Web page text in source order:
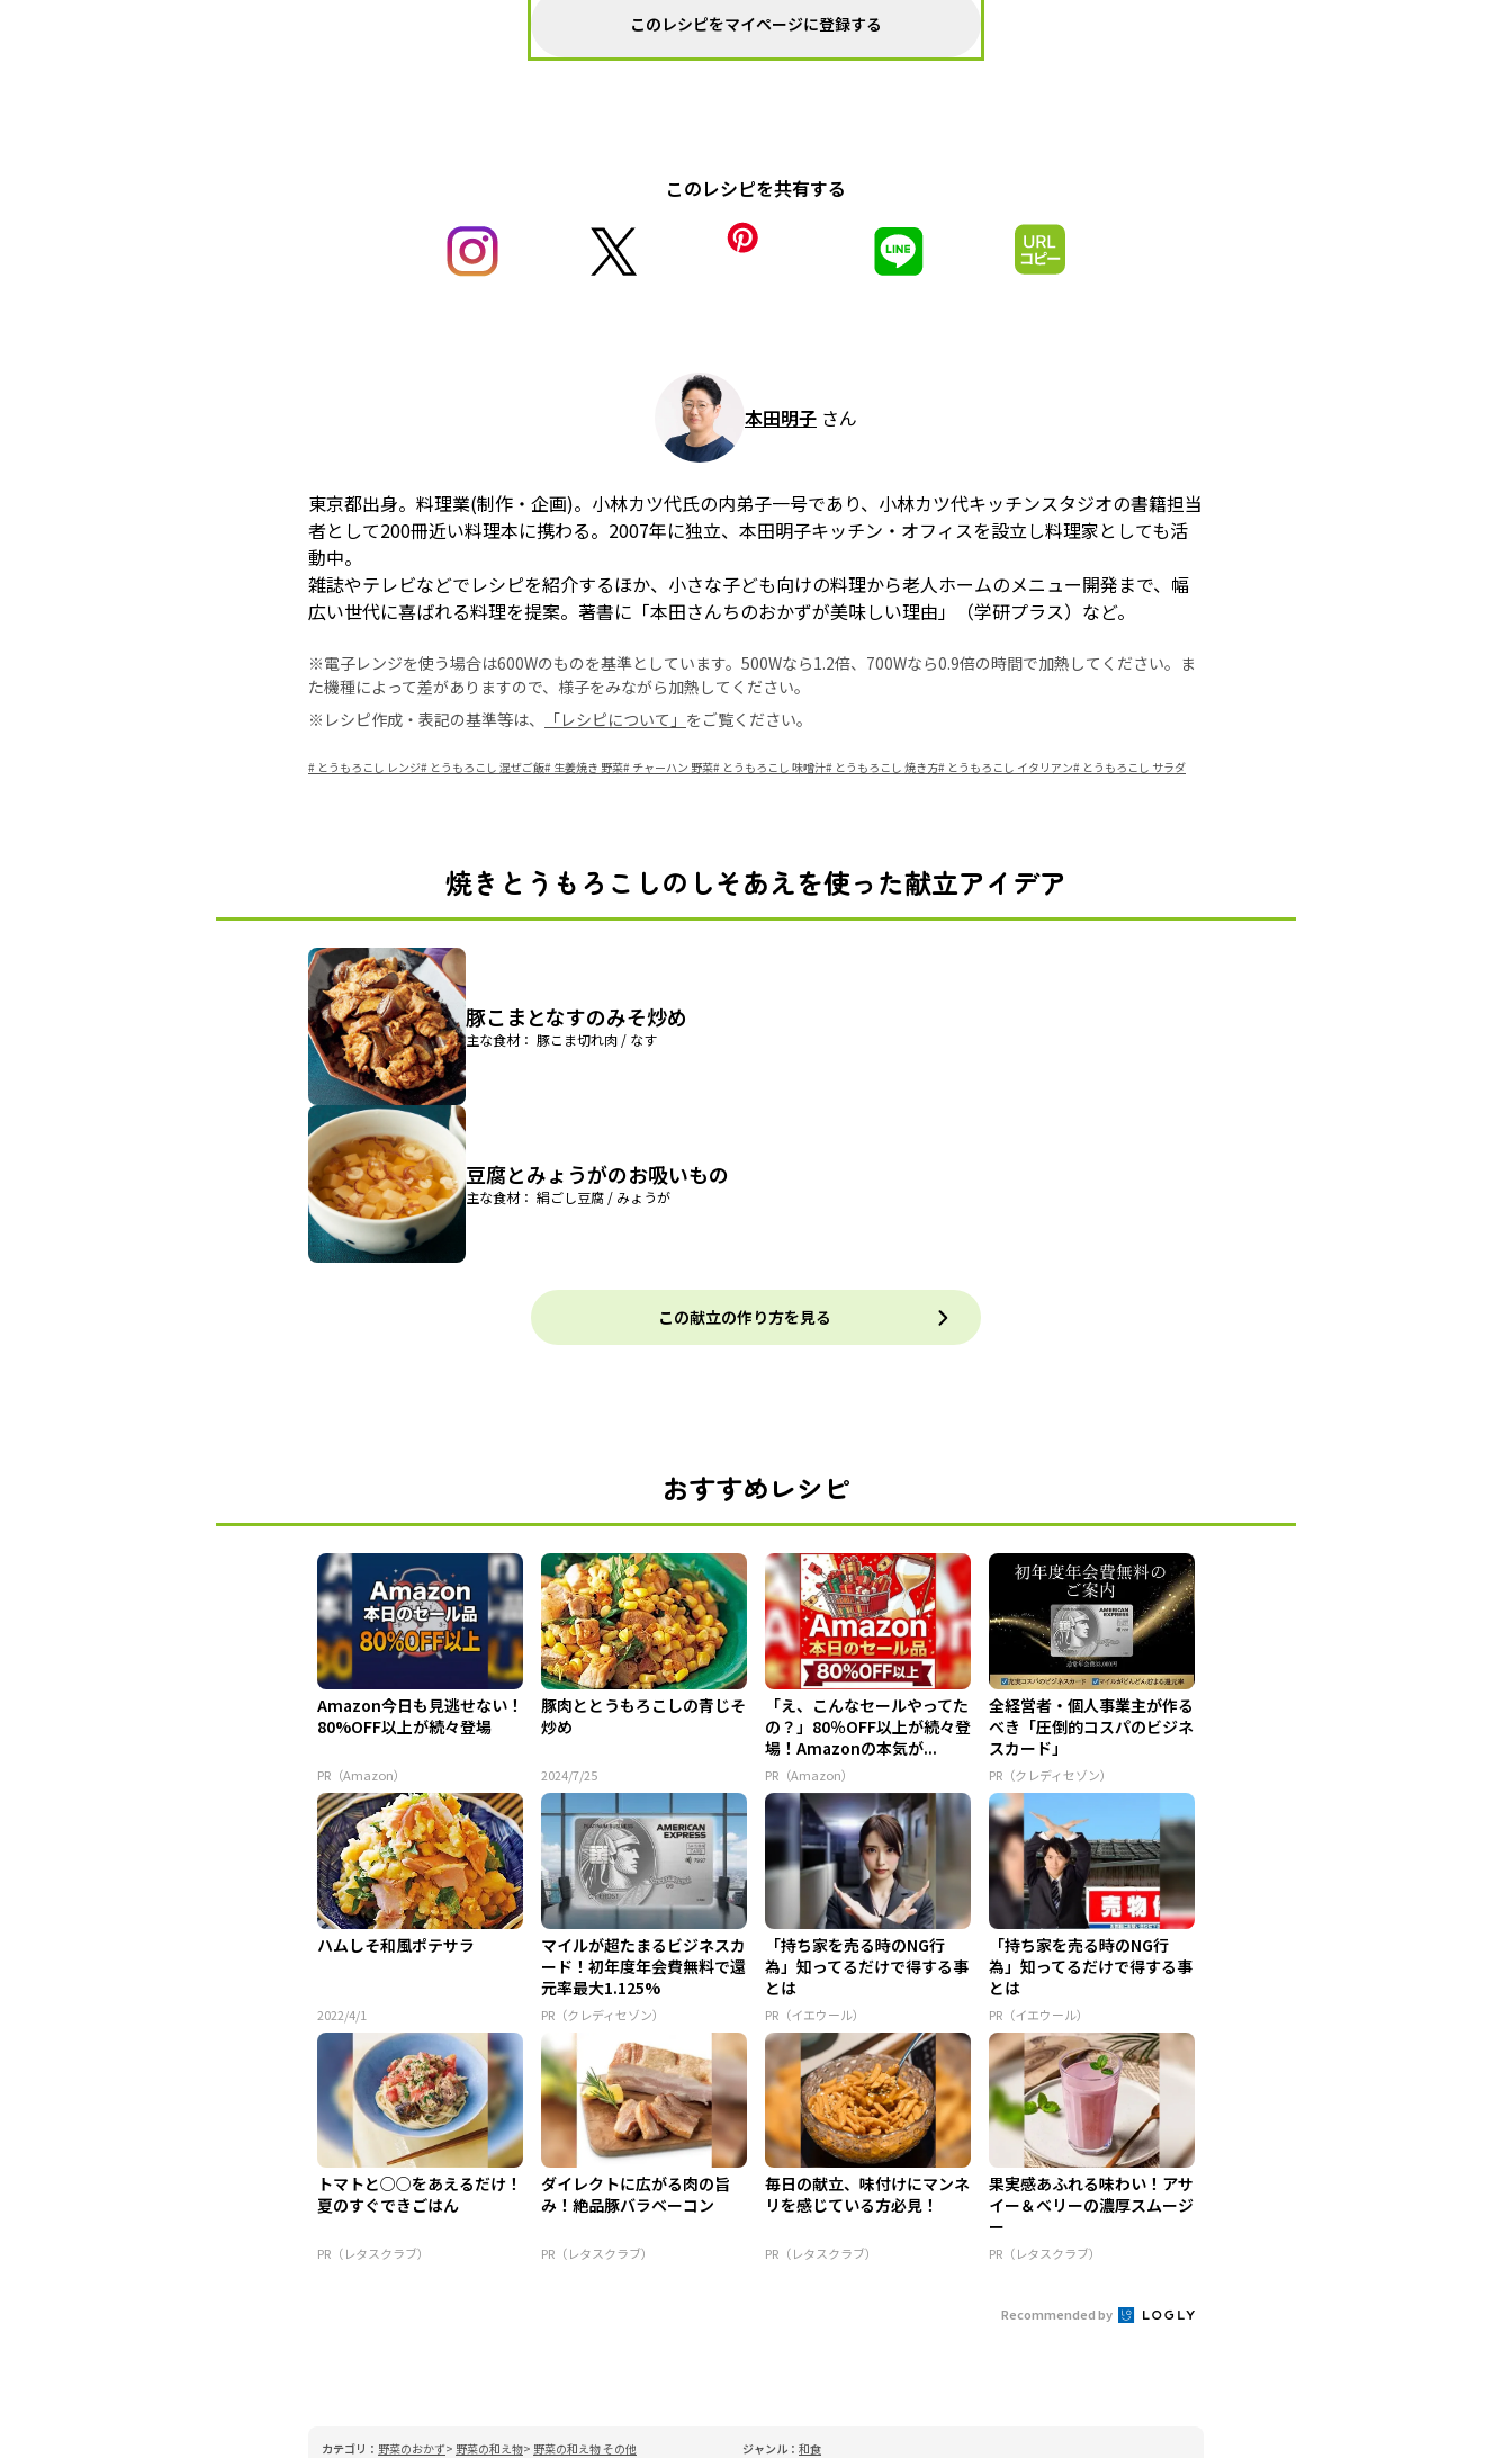
このレシピをマイページに登録する
このレシピを共有する
本田明子 さん
東京都出身。料理業(制作・企画)。小林カツ代氏の内弟子一号であり、小林カツ代キッチンスタジオの書籍担当
者として200冊近い料理本に携わる。2007年に独立、本田明子キッチン・オフィスを設立し料理家としても活
動中。
雑誌やテレビなどでレシピを紹介するほか、小さな子ども向けの料理から老人ホームのメニュー開発まで、幅
広い世代に喜ばれる料理を提案。著書に「本田さんちのおかずが美味しい理由」（学研プラス）など。
※電子レンジを使う場合は600Wのものを基準としています。500Wなら1.2倍、700Wなら0.9倍の時間で加熱してください。ま
た機種によって差がありますので、様子をみながら加熱してください。
※レシピ作成・表記の基準等は、
「レシピについて」 をご覧ください。
# とうもろこし レンジ# とうもろこし 混ぜご飯# 生姜焼き 野菜# チャーハン 野菜# とうもろこし 味噌汁# とうもろこし 焼き方# とうもろこし イタリアン# とうもろこし サラダ
焼きとうもろこしのしそあえを使った献立アイデア
豚こまとなすのみそ炒め
主な食材： 豚こま切れ肉 / なす
豆腐とみょうがのお吸いもの
主な食材： 絹ごし豆腐 / みょうが
この献立の作り方を見る
おすすめレシピ
Amazon今日も見逃せない！
80%OFF以上が続々登場
PR（Amazon）
豚肉ととうもろこしの青じそ
炒め
2024/7/25
「え、こんなセールやってた
の？」80％OFF以上が続々登
場！Amazonの本気が...
PR（Amazon）
全経営者・個人事業主が作る
べき「圧倒的コスパのビジネ
スカード」
PR（クレディセゾン）
ハムしそ和風ポテサラ
2022/4/1
マイルが超たまるビジネスカ
ード！初年度年会費無料で還
元率最大1.125%
PR（クレディセゾン）
「持ち家を売る時のNG行
為」知ってるだけで得する事
とは
PR（イエウール）
「持ち家を売る時のNG行
為」知ってるだけで得する事
とは
PR（イエウール）
トマトと○○をあえるだけ！
夏のすぐできごはん
PR（レタスクラブ）
ダイレクトに広がる肉の旨
み！絶品豚バラベーコン
PR（レタスクラブ）
毎日の献立、味付けにマンネ
リを感じている方必見！
PR（レタスクラブ）
果実感あふれる味わい！アサ
イー＆ベリーの濃厚スムージ
ー
PR（レタスクラブ）
Recommended by
カテゴリ： 野菜のおかず 野菜の和え物 野菜の和え物 その他 ジャンル： 和食